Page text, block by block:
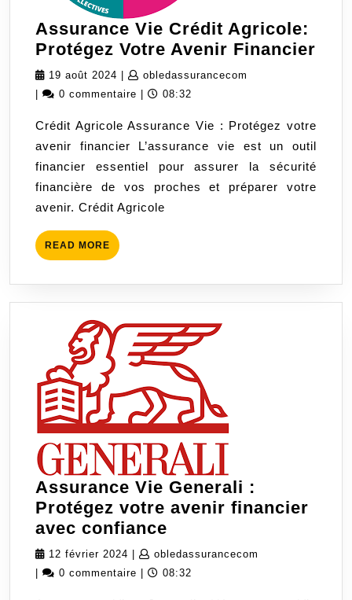
Assurance Vie Crédit Agricole:
Protégez Votre Avenir Financier
19 août 2024 19
août
obledassurancecom
0 commentaire 08:32
Crédit Agricole Assurance Vie : Protégez votre
avenir financier L’assurance vie est un outil
financier essentiel pour assurer la sécurité
financière de vos proches et préparer votre
avenir. Crédit Agricole
READ MORE READ
MORE
Assurance Vie Generali :
Protégez votre avenir financier
avec confiance
Vie
Generali
12 février 2024 12
février
| obledassurancecom
|
0 commentaire | 08:32